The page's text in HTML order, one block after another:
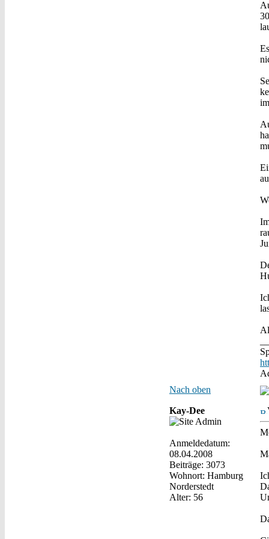
Nach oben
Kay-Dee
Anmeldedatum:
08.04.2008
Beiträge: 3073
Wohnort: Hamburg
Norderstedt
Alter: 56